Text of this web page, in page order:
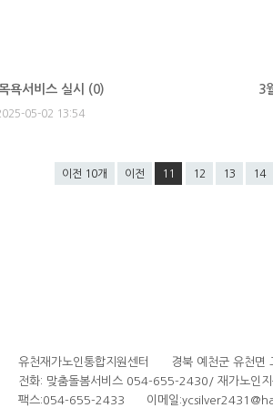
욕서비스 실시 (0)
05-02 13:54
3
이전 10개 이전 11 12 13 14
유천재가노인통합지원센터 경북 예천군 유천
전화: 맞춤돌봄서비스 054-655-2430/ 재가노인
팩스:054-655-2433 이메일